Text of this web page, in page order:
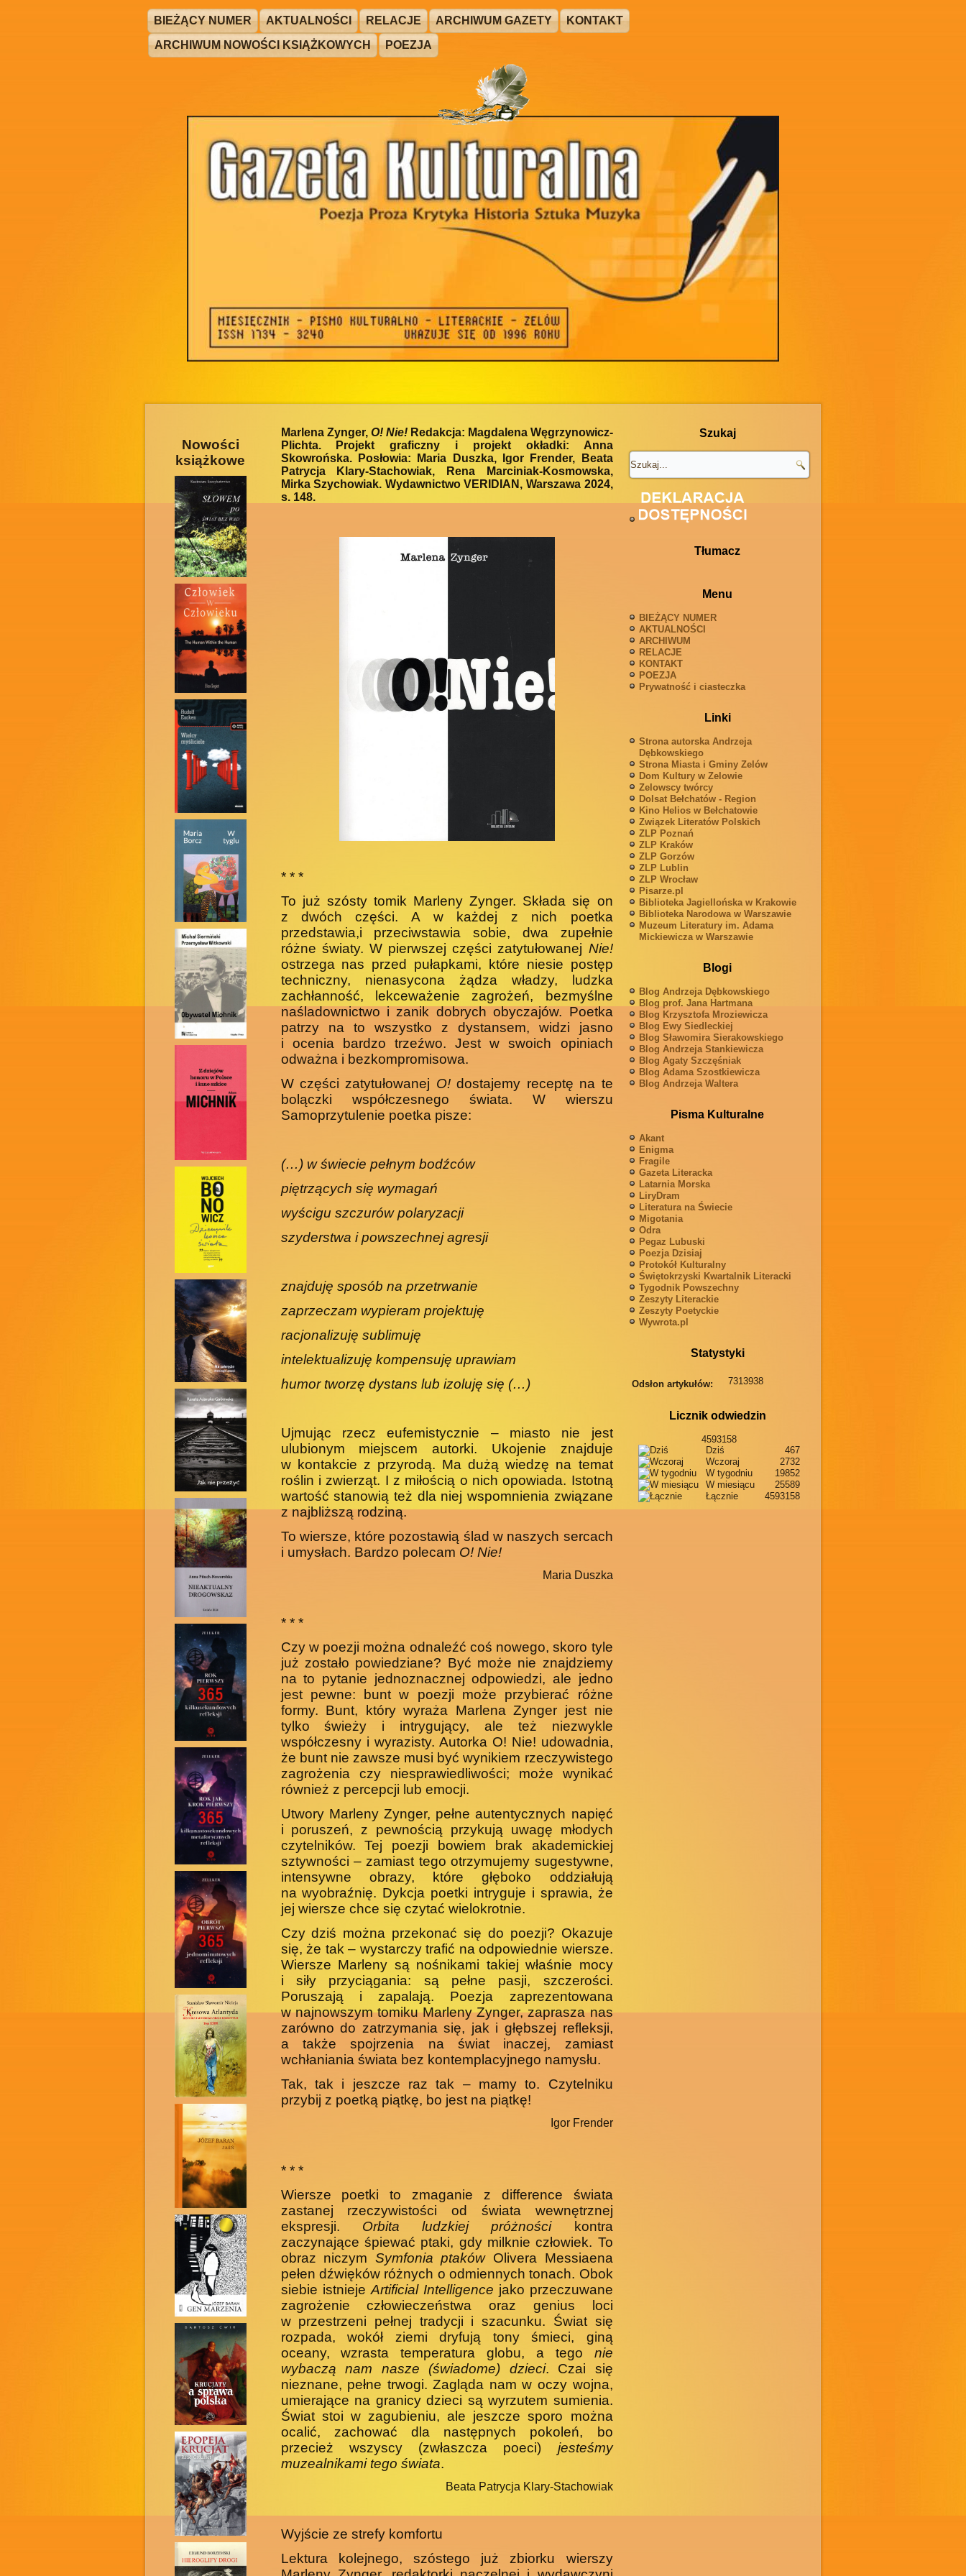
BIEŻĄCY NUMER AKTUALNOŚCI RELACJE ARCHIWUM GAZETY
KONTAKT
ARCHIWUM NOWOŚCI KSIĄŻKOWYCH
POEZJA
Nowości
książkowe
Marlena Zynger, O! Nie!Redakcja: Magdalena Węgrzynowicz-
Plichta. Projekt graficzny i projekt okładki: Anna
Skowrońska. Posłowia: Maria Duszka, Igor Frender, Beata
Patrycja Klary-Stachowiak, Rena Marciniak-Kosmowska,
Mirka Szychowiak. Wydawnictwo VERIDIAN, Warszawa 2024,
s. 148.
* * *
To już szósty tomik Marleny Zynger. Składa się on
z dwóch części. A w każdej z nich poetka
przedstawia,i przeciwstawia sobie, dwa zupełnie
różne światy. W pierwszej części zatytułowanej Nie!
ostrzega nas przed pułapkami, które niesie postęp
techniczny, nienasycona żądza władzy, ludzka
zachłanność, lekceważenie zagrożeń, bezmyślne
naśladownictwo i zanik dobrych obyczajów. Poetka
patrzy na to wszystko z dystansem, widzi jasno
i ocenia bardzo trzeźwo. Jest w swoich opiniach
odważna i bezkompromisowa.
W części zatytułowanej O!dostajemy receptę na te
bolączki współczesnego świata. W wierszu
Samoprzytulenie poetka pisze:
(…) w świecie pełnym bodźców
piętrzących się wymagań
wyścigu szczurów polaryzacji
szyderstwa i powszechnej agresji
znajduję sposób na przetrwanie
zaprzeczam wypieram projektuję
racjonalizuję sublimuję
intelektualizuję kompensuję uprawiam
humor tworzę dystans lub izoluję się (…)
Ujmując rzecz eufemistycznie – miasto nie jest
ulubionym miejscem autorki. Ukojenie znajduje
w kontakcie z przyrodą. Ma dużą wiedzę na temat
roślin i zwierząt. I z miłością o nich opowiada. Istotną
wartość stanowią też dla niej wspomnienia związane
z najbliższą rodziną.
To wiersze, które pozostawią ślad w naszych sercach
i umysłach. Bardzo polecam O! Nie!
Maria Duszka
* * *
Czy w poezji można odnaleźć coś nowego, skoro tyle
już zostało powiedziane? Być może nie znajdziemy
na to pytanie jednoznacznej odpowiedzi, ale jedno
jest pewne: bunt w poezji może przybierać różne
formy. Bunt, który wyraża Marlena Zynger jest nie
tylko świeży i intrygujący, ale też niezwykle
współczesny i wyrazisty. Autorka O! Nie! udowadnia,
że bunt nie zawsze musi być wynikiem rzeczywistego
zagrożenia czy niesprawiedliwości; może wynikać
również z percepcji lub emocji.
Utwory Marleny Zynger, pełne autentycznych napięć
i poruszeń, z pewnością przykują uwagę młodych
czytelników. Tej poezji bowiem brak akademickiej
sztywności – zamiast tego otrzymujemy sugestywne,
intensywne obrazy, które głęboko oddziałują
na wyobraźnię. Dykcja poetki intryguje i sprawia, że
jej wiersze chce się czytać wielokrotnie.
Czy dziś można przekonać się do poezji? Okazuje
się, że tak – wystarczy trafić na odpowiednie wiersze.
Wiersze Marleny są nośnikami takiej właśnie mocy
i siły przyciągania: są pełne pasji, szczerości.
Poruszają i zapalają. Poezja zaprezentowana
w najnowszym tomiku Marleny Zynger, zaprasza nas
zarówno do zatrzymania się, jak i głębszej refleksji,
a także spojrzenia na świat inaczej, zamiast
wchłaniania świata bez kontemplacyjnego namysłu.
Tak, tak i jeszcze raz tak – mamy to. Czytelniku
przybij z poetką piątkę, bo jest na piątkę!
Igor Frender
* * *
Wiersze poetki to zmaganie z difference świata
zastanej rzeczywistości od świata wewnętrznej
ekspresji. Orbita ludzkiej próżnościkontra
zaczynające śpiewać ptaki, gdy milknie człowiek. To
obraz niczym Symfonia ptaków Olivera Messiaena
pełen dźwięków różnych o odmiennych tonach. Obok
siebie istniejeArtificial Intelligence jako przeczuwane
zagrożenie człowieczeństwa oraz genius loci
w przestrzeni pełnej tradycji i szacunku. Świat się
rozpada, wokół ziemi dryfują tony śmieci, giną
oceany, wzrasta temperatura globu, a tego nie
wybaczą nam nasze (świadome) dzieci. Czai się
nieznane, pełne trwogi. Zagląda nam w oczy wojna,
umierające na granicy dzieci są wyrzutem sumienia.
Świat stoi w zagubieniu, ale jeszcze sporo można
ocalić, zachować dla następnych pokoleń, bo
przecież wszyscy (zwłaszcza poeci) jesteśmy
muzealnikami tego świata.
Beata Patrycja Klary-Stachowiak
Wyjście ze strefy komfortu
Lektura kolejnego, szóstego już zbiorku wierszy
Szukaj
Tłumacz
Menu
BIEŻĄCY NUMER
AKTUALNOŚCI
ARCHIWUM
RELACJE
KONTAKT
POEZJA
Prywatność i ciasteczka
Linki
Strona autorska Andrzeja
Dębkowskiego
Strona Miasta i Gminy Zelów
Dom Kultury w Zelowie
Zelowscy twórcy
Dolsat Bełchatów - Region
Kino Helios w Bełchatowie
Związek Literatów Polskich
ZLP Poznań
ZLP Kraków
ZLP Gorzów
ZLP Lublin
ZLP Wrocław
Pisarze.pl
Biblioteka Jagiellońska w Krakowie
Biblioteka Narodowa w Warszawie
Muzeum Literatury im. Adama
Mickiewicza w Warszawie
Blogi
Blog Andrzeja Dębkowskiego
Blog prof. Jana Hartmana
Blog Krzysztofa Mroziewicza
Blog Ewy Siedleckiej
Blog Sławomira Sierakowskiego
Blog Andrzeja Stankiewicza
Blog Agaty Szczęśniak
Blog Adama Szostkiewicza
Blog Andrzeja Waltera
Pisma Kulturalne
Akant
Enigma
Fragile
Gazeta Literacka
Latarnia Morska
LiryDram
Literatura na Świecie
Migotania
Odra
Pegaz Lubuski
Poezja Dzisiaj
Protokół Kulturalny
Świętokrzyski Kwartalnik Literacki
Tygodnik Powszechny
Zeszyty Literackie
Zeszyty Poetyckie
Wywrota.pl
Statystyki
Odsłon artykułów: 7313938
Licznik odwiedzin
4593158
Dziś
467
Wczoraj
2732
W tygodniu
19852
W miesiącu
25589
Łącznie
4593158